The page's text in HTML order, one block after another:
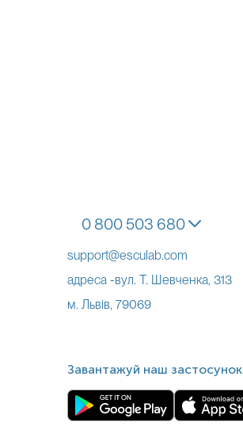
0 800 503 680
support@esculab.com
адреса -вул. Т. Шевченка, 313
м. Львів, 79069
Завантажуй наш застосунок